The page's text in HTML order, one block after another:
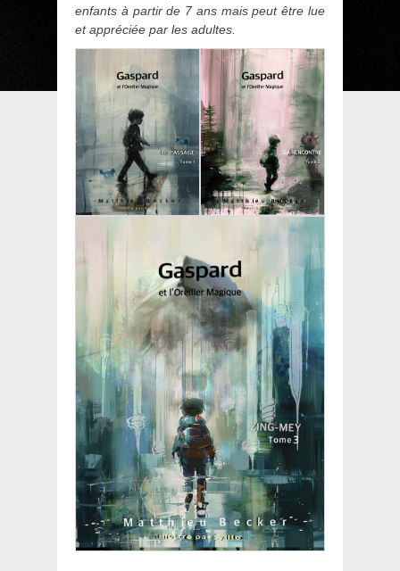
enfants à partir de 7 ans mais peut être lue
et appréciée par les adultes.